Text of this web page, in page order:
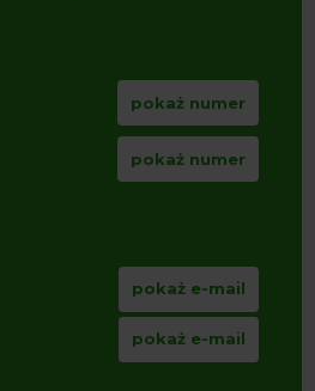
pokaż numer
pokaż numer
pokaż e-mail
pokaż e-mail